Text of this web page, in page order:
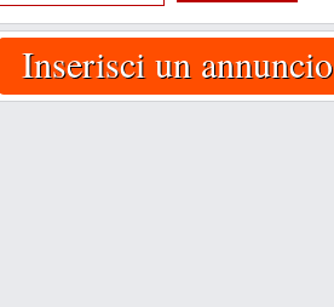
Inserisci un annuncio